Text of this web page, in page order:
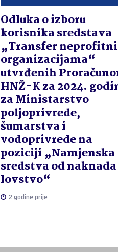
Odluka o izboru
korisnika sredstava
„Transfer
organizacijama“
utvrđenih
HNŽ-K za 2024.
za Ministarstvo
poljoprivrede,
šumarstva i
vodoprivrede na
poziciji „Namjenska
sredstva od naknada
lovstvo“
2 godine prije